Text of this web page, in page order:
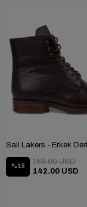
%15
142.00 USD
168.00 USD